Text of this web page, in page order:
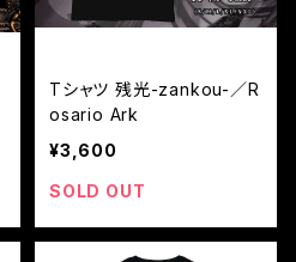
Tシャツ 残光-zankou-／R
osario Ark
¥3,600
SOLD OUT